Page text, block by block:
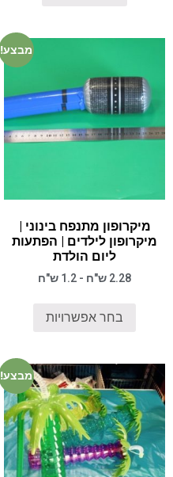
מבצע!
מיקרופון מתנפח בינוני |
מיקרופון לילדים | הפתעות
ליום הולדת
2.28 ש"ח - 1.2 ש"ח
בחר אפשרויות
מבצע!